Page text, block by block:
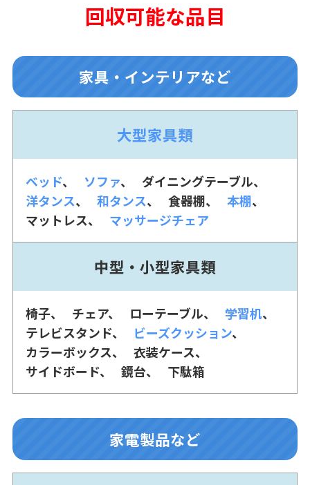
回収可能な品目
家具・インテリアなど
大型家具類
ベッド ソファ
ダイニングテーブル
洋タンス
和タンス 食器棚
本棚
マットレス
マッサージチェア
中型・小型家具類
椅子 チェア ローテーブル
学習机
テレビスタンド
ビーズクッション
カラーボックス
衣装ケース
サイドボード
鏡台 下駄箱
家電製品など